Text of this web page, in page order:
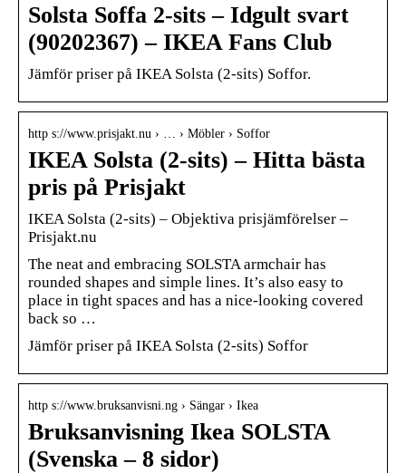
Solsta Soffa 2-sits – Idgult svart
(90202367) – IKEA Fans Club
Jämför priser på IKEA Solsta (2-sits) Soffor.
http s://www.prisjakt.nu › … › Möbler › Soffor
IKEA Solsta (2-sits) – Hitta bästa
pris på Prisjakt
IKEA Solsta (2-sits) – Objektiva prisjämförelser –
Prisjakt.nu
The neat and embracing SOLSTA armchair has
rounded shapes and simple lines. It’s also easy to
place in tight spaces and has a nice-looking covered
back so …
Jämför priser på IKEA Solsta (2-sits) Soffor
http s://www.bruksanvisni.ng › Sängar › Ikea
Bruksanvisning Ikea SOLSTA
(Svenska – 8 sidor)